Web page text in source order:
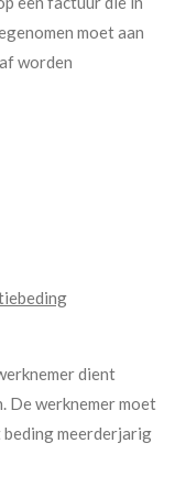
moet aan
worden
dient
De werknemer moet
meerderjarig